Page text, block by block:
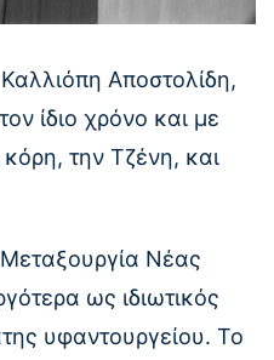
Αποστολίδη,
ίδιο χρόνο και με
την Τζένη, και
Νέας
ως ιδιωτικός
υφαντουργείου. Το